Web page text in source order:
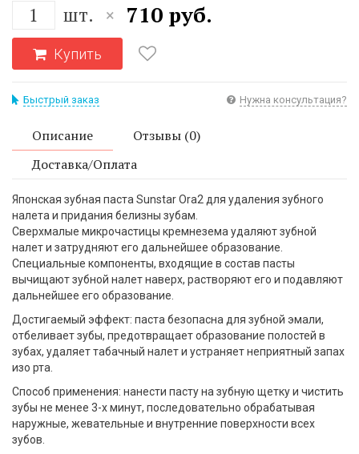
шт. × 710 руб.
Купить
Быстрый заказ Нужна консультация?
Описание
Отзывы (0)
Доставка/Оплата
Японская зубная паста Sunstar Ora2 для удаления зубного
налета и придания белизны зубам.
Сверхмалые микрочастицы кремнезема удаляют зубной
налет и затрудняют его дальнейшее образование.
Специальные компоненты, входящие в состав пасты
вычищают зубной налет наверх, растворяют его и подавляют
дальнейшее его образование.
Достигаемый эффект: паста безопасна для зубной эмали,
отбеливает зубы, предотвращает образование полостей в
зубах, удаляет табачный налет и устраняет неприятный запах
изо рта.
Способ применения: нанести пасту на зубную щетку и чистить
зубы не менее 3-х минут, последовательно обрабатывая
наружные, жевательные и внутренние поверхности всех
зубов.